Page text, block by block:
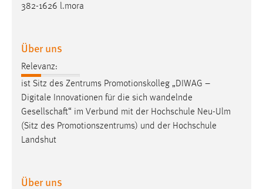
382-1626 l.mora
Über uns
Relevanz:
ist Sitz des Zentrums Promotionskolleg „DIWAG –
Digitale Innovationen für die sich wandelnde
Gesellschaft“ im Verbund mit der Hochschule Neu-Ulm
(Sitz des Promotionszentrums) und der Hochschule
Landshut
Über uns
MARKETING
Sie tun dies, indem sie Besucher über Websites
hinweg verfolgen.
Google Ads
Name: